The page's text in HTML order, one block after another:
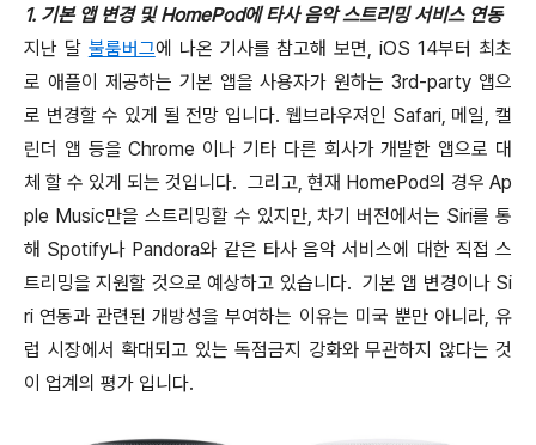
1. 기본 앱 변경 및HomePod에 타사 음악 스트리밍 서비스 연동
지난 달 불룸버그에 나온 기사를 참고해 보면, iOS 14부터 최초
로 애플이 제공하는 기본 앱을 사용자가 원하는 3rd-party 앱으
로 변경할 수 있게 될 전망 입니다. 웹브라우져인 Safari, 메일, 캘
린더 앱 등을 Chrome 이나 기타 다른 회사가 개발한 앱으로 대
체 할 수 있게 되는 것입니다. 그리고, 현재 HomePod의 경우 Ap
ple Music만을 스트리밍할 수 있지만, 차기 버전에서는 Siri를 통
해 Spotify나 Pandora와 같은 타사 음악 서비스에 대한 직접 스
트리밍을 지원할 것으로 예상하고 있습니다. 기본 앱 변경이나 Si
ri 연동과 관련된 개방성을 부여하는 이유는 미국 뿐만 아니라, 유
럽 시장에서 확대되고 있는 독점금지 강화와 무관하지 않다는 것
이 업계의 평가 입니다.